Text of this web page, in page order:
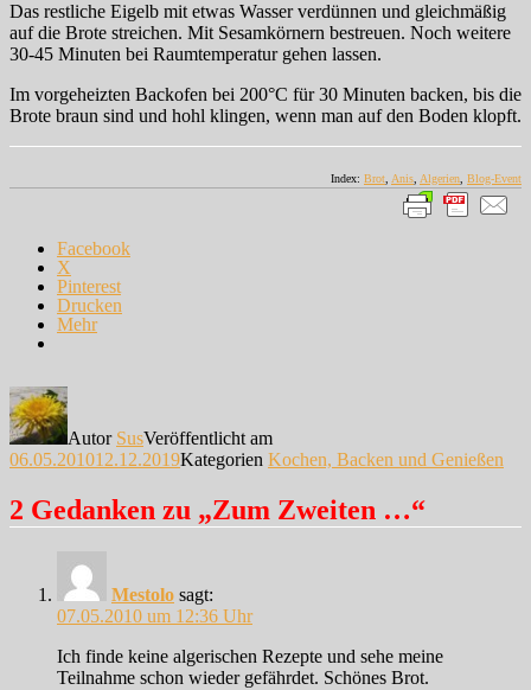
Das restliche Eigelb mit etwas Wasser verdünnen und gleichmäßig
auf die Brote streichen. Mit Sesamkörnern bestreuen. Noch weitere
30-45 Minuten bei Raumtemperatur gehen lassen.
Im vorgeheizten Backofen bei 200°C für 30 Minuten backen, bis die
Brote braun sind und hohl klingen, wenn man auf den Boden klopft.
Index: Brot, Anis, Algerien, Blog-Event
Facebook
X
Pinterest
Drucken
Mehr
Autor SusVeröffentlicht am
06.05.201012.12.2019Kategorien Kochen, Backen und Genießen
2 Gedanken zu „Zum Zweiten …“
Mestolo sagt:
07.05.2010 um 12:36 Uhr
Ich finde keine algerischen Rezepte und sehe meine
Teilnahme schon wieder gefährdet. Schönes Brot.